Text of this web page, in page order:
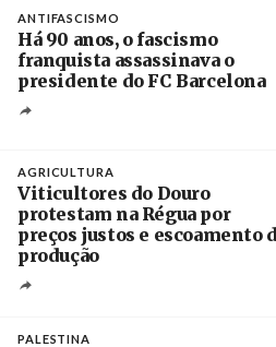
ANTIFASCISMO
Há 90 anos, o fascismo
franquista assassinava o
presidente do FC Barcelona
AGRICULTURA
Viticultores do Douro
protestam na Régua por
preços justos e escoamento
produção
PALESTINA